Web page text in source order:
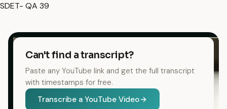
SDET- QA 39
Can't find a transcript?
Paste any YouTube link and get the full transcript
with timestamps for free.
Transcribe a YouTube Video